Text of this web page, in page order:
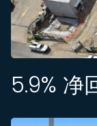
5.9% 净